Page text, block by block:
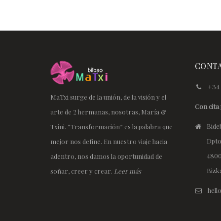
MaTxi surge de la unión, de la visión y el
arte de 2 hermanas, nosotras, María &
Txini. “Transformación” es la palabra que
mejor nos define. En nuestro viaje hacia
adentro, nos damos la oportunidad de
soñar, creer y crear. Leer más
+34
Con cita